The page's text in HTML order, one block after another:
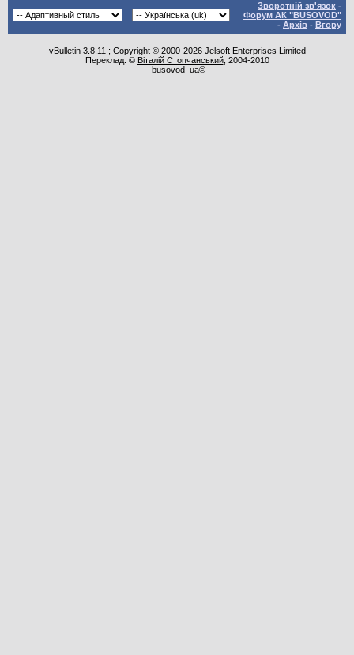
Зворотній зв'язок -
Форум АК "BUSOVOD"
- Архів - Вгору
vBulletin3.8.11 ; Copyright © 2000-2026 Jelsoft Enterprises Limited
Переклад: © Віталій Стопчанський, 2004-2010
busovod_ua©